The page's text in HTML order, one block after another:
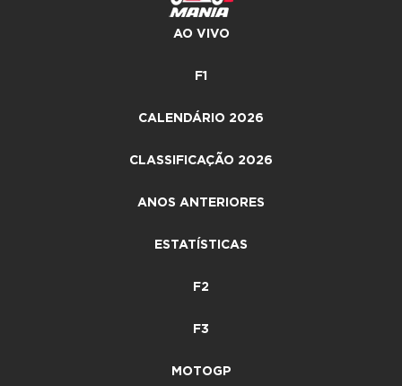
AO VIVO
F1
CALENDÁRIO 2026
CLASSIFICAÇÃO 2026
ANOS ANTERIORES
ESTATÍSTICAS
F2
F3
MOTOGP